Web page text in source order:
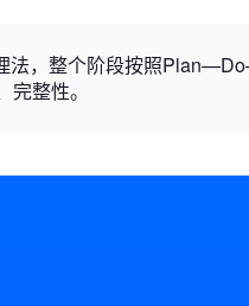
法，整个阶段按照
整性。